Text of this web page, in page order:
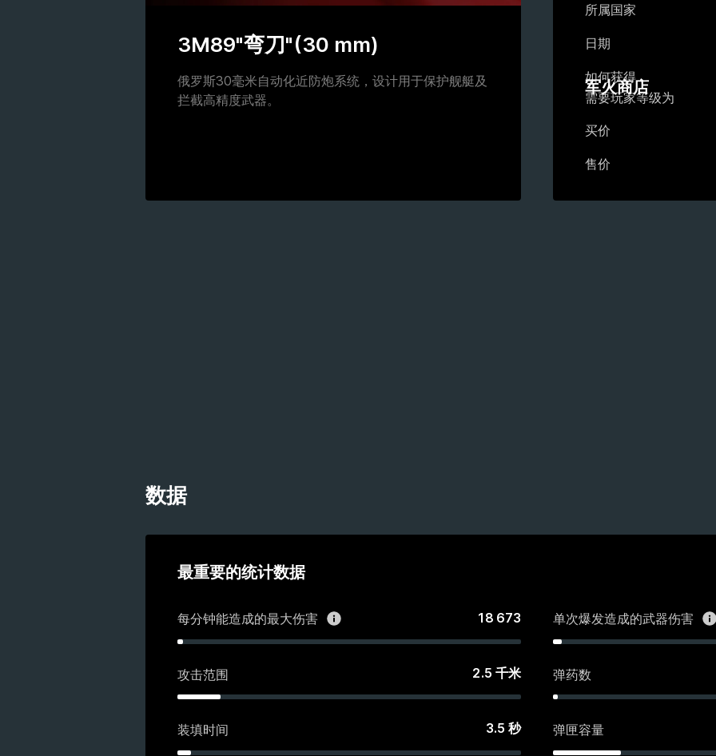
3M89"弯刀"(30 mm)
俄罗斯30毫米自动化近防炮系统，设计用于保护舰艇及
拦截高精度武器。
所属国家
日期
如何获得
军火商店
需要玩家等级为
买价
售价
数据
最重要的统计数据
每分钟能造成的最大伤害 18 673 单次爆发造成的武器伤害
攻击范围 2.5 千米 弹药数
装填时间 3.5 秒 弹匣容量